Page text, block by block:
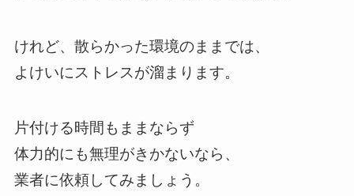
けれど、散らかった環境のままでは、
よけいにストレスが溜まります。
片付ける時間もままならず
体力的にも無理がきかないなら、
業者に依頼してみましょう。